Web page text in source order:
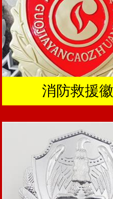
消防救援徽